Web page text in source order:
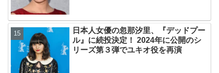
日本人女優の忽那汐里、『デッドプー
ル』に続投決定！ 2024年に公開のシ
リーズ第３弾でユキオ役を再演